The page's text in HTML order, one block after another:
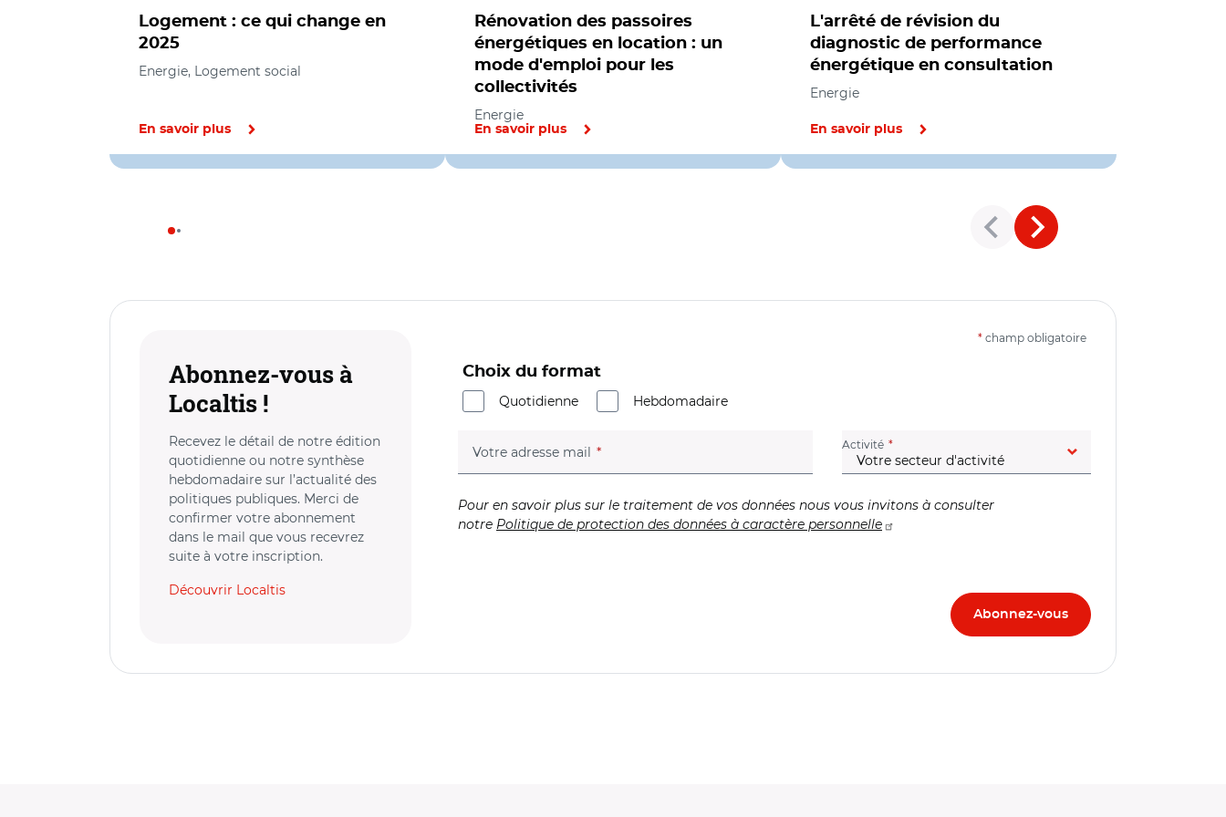
Logement : ce qui change en
2025
Energie, Logement social
En savoir plus
Rénovation des passoires
énergétiques en location : un
mode d'emploi pour les
collectivités
Energie
En savoir plus
L'arrêté de révision du
diagnostic de performance
énergétique en consultation
Energie
En savoir plus
Abonnez-vous à
Localtis !
Recevez le détail de notre édition
quotidienne ou notre synthèse
hebdomadaire sur l’actualité des
politiques publiques. Merci de
confirmer votre abonnement
dans le mail que vous recevrez
suite à votre inscription.
Découvrir Localtis
* champ obligatoire
Choix du format
Quotidienne
Hebdomadaire
Votre adresse mail (champ obligatoire) Activité (champ obligatoire)
Pour en savoir plus sur le traitement de vos données nous vous invitons à consulter
notre Politique de protection des données à caractère personnelle